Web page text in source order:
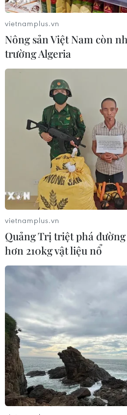
vietnamplus.vn
Nông sản Việt Nam còn
trường Algeria
vietnamplus.vn
Quảng Trị triệt phá
hơn 210kg vật liệu nổ